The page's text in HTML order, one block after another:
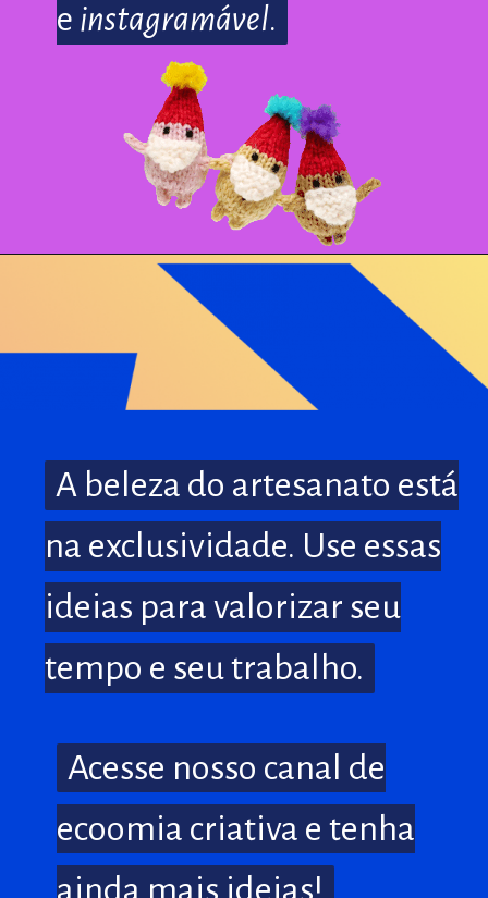
e instagramável.
e instagramável.
A beleza do artesanato está
na exclusividade. Use essas
ideias para valorizar seu
tempo e seu trabalho.
A beleza do artesanato está
na exclusividade. Use essas
ideias para valorizar seu
tempo e seu trabalho.
Acesse nosso canal de
ecoomia criativa e tenha
ainda mais ideias!
Acesse nosso canal de
ecoomia criativa e tenha
ainda mais ideias!